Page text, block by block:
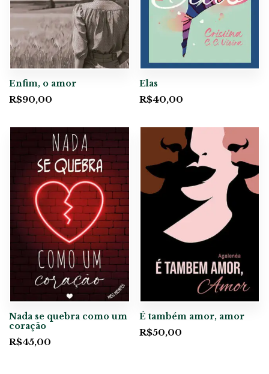
Enfim, o amor
R$90,00
Elas
R$40,00
Nada se quebra como um
coração
R$45,00
É também amor, amor
R$50,00